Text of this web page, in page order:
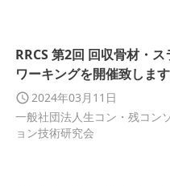
RRCS 第2回 回収骨材・
ワーキングを開催致します
2024年03月11日
一般社団法人生コン・残コン
ョン技術研究会